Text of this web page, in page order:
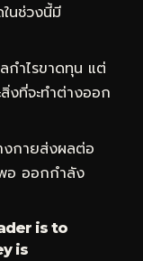
นช่วงนี้มี
กำไรขาดทุน แต่
งที่จะทำต่างออก
งกายส่งผลต่อ
อ ออกกำลัง
is to
is